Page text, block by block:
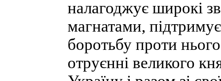
налагоджує широкі
магнатами,
боротьбу проти
отруєнні великого